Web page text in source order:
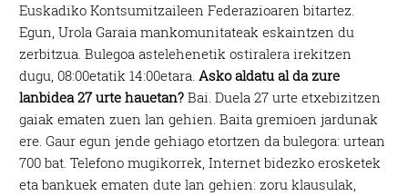
Euskadiko Kontsumitzaileen Federazioaren bitartez.
Egun, Urola Garaia mankomunitateak eskaintzen du
zerbitzua. Bulegoa astelehenetik ostiralera irekitzen
dugu, 08:00etatik 14:00etara.Asko aldatu al da zure
lanbidea 27 urte hauetan? Bai. Duela 27 urte etxebizitzen
gaiak ematen zuen lan gehien. Baita gremioen jardunak
ere. Gaur egun jende gehiago etortzen da bulegora: urtean
700 bat. Telefono mugikorrek, Internet bidezko erosketek
eta bankuek ematen dute lan gehien: zoru klausulak,